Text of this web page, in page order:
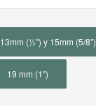
13mm (½") y 15mm (5/8")
19 mm (1")